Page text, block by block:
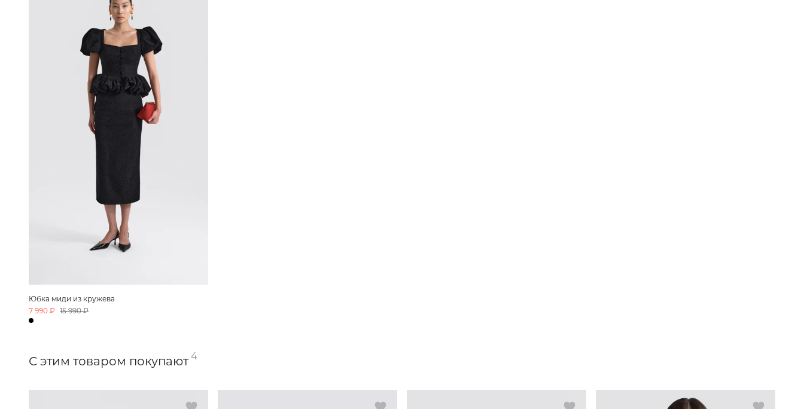
Юбка миди из кружева
7 990 ₽ 15 990 ₽
С этим товаром покупают 4